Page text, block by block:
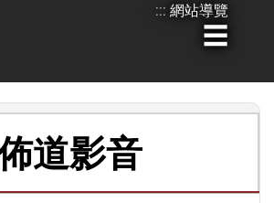
::: 網站導覽
鍵移動到標籤項目後,您可以使用鍵盤
道影音